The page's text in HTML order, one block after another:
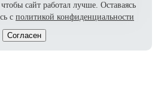
сайт работал лучше. Оставаясь
с политикой конфиденциальности
Согласен